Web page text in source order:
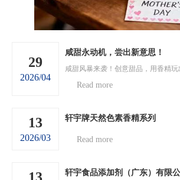
29
2026/04
咸甜永动机，尝出新意思！
咸甜风暴来袭！创意甜品，用香精玩
Read more
13
2026/03
轩宇牌天然色素香精系列
Read more
13 轩宇食品添加剂（广东）有限